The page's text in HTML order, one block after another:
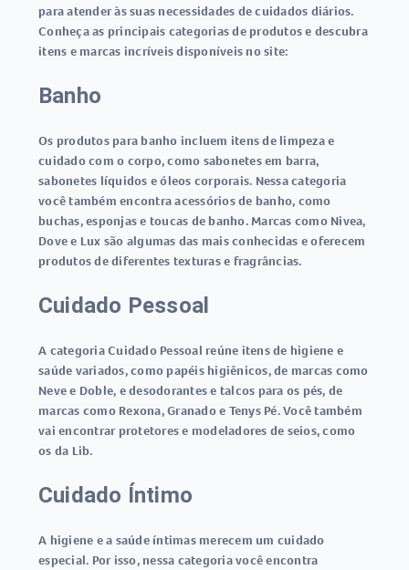
para atender às suas necessidades de cuidados diários.
Conheça as principais categorias de produtos e descubra
itens e marcas incríveis disponíveis no site:
Banho
Os produtos para banho incluem itens de limpeza e
cuidado com o corpo, como sabonetes em barra,
sabonetes líquidos e óleos corporais. Nessa categoria
você também encontra acessórios de banho, como
buchas, esponjas e toucas de banho. Marcas como Nivea,
Dove e Lux são algumas das mais conhecidas e oferecem
produtos de diferentes texturas e fragrâncias.
Cuidado Pessoal
A categoria Cuidado Pessoal reúne itens de higiene e
saúde variados, como papéis higiênicos, de marcas como
Neve e Doble, e desodorantes e talcos para os pés, de
marcas como Rexona, Granado e Tenys Pé. Você também
vai encontrar protetores e modeladores de seios, como
os da Lib.
Cuidado Íntimo
A higiene e a saúde íntimas merecem um cuidado
especial. Por isso, nessa categoria você encontra